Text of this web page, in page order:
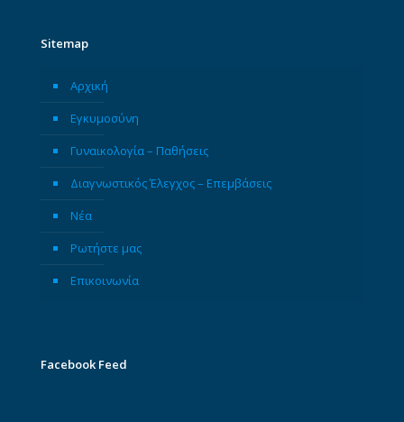
Sitemap
Αρχική
Εγκυμοσύνη
Γυναικολογία – Παθήσεις
Διαγνωστικός Έλεγχος – Επεμβάσεις
Νέα
Ρωτήστε μας
Επικοινωνία
Facebook Feed